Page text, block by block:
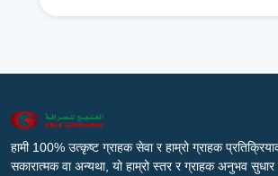
हामी 100% उत्कृष्ट ग्राहक सेवा र हाम्रो ग्राहक
सकारात्मक वा अन्यथा, यो हाम्रो स्तर र ग्राहक अनुभव सुधार